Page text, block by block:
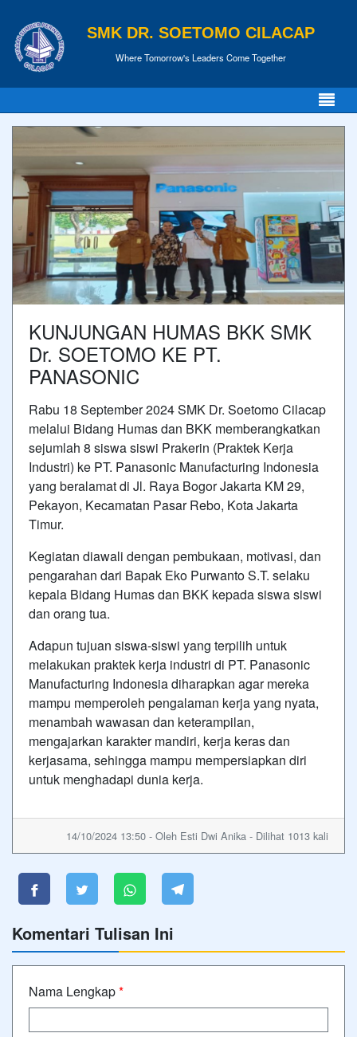
SMK DR. SOETOMO CILACAP
Where Tomorrow's Leaders Come Together
KUNJUNGAN HUMAS BKK SMK
Dr. SOETOMO KE PT.
PANASONIC
Rabu 18 September 2024 SMK Dr. Soetomo Cilacap
melalui Bidang Humas dan BKK memberangkatkan
sejumlah 8 siswa siswi Prakerin (Praktek Kerja
Industri) ke PT. Panasonic Manufacturing Indonesia
yang beralamat di Jl. Raya Bogor Jakarta KM 29,
Pekayon, Kecamatan Pasar Rebo, Kota Jakarta
Timur.
Kegiatan diawali dengan pembukaan, motivasi, dan
pengarahan dari Bapak Eko Purwanto S.T. selaku
kepala Bidang Humas dan BKK kepada siswa siswi
dan orang tua.
Adapun tujuan siswa-siswi yang terpilih untuk
melakukan praktek kerja industri di PT. Panasonic
Manufacturing Indonesia diharapkan agar mereka
mampu memperoleh pengalaman kerja yang nyata,
menambah wawasan dan keterampilan,
mengajarkan karakter mandiri, kerja keras dan
kerjasama, sehingga mampu mempersiapkan diri
untuk menghadapi dunia kerja.
14/10/2024 13:50 - Oleh Esti Dwi Anika - Dilihat 1013 kali
Komentari Tulisan Ini
Nama Lengkap*